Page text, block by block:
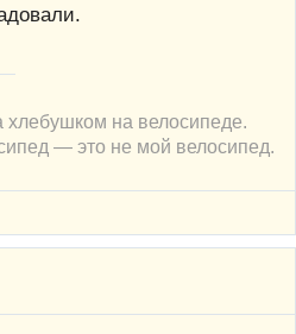
хлебушком на велосипеде.
— это не мой велосипед.